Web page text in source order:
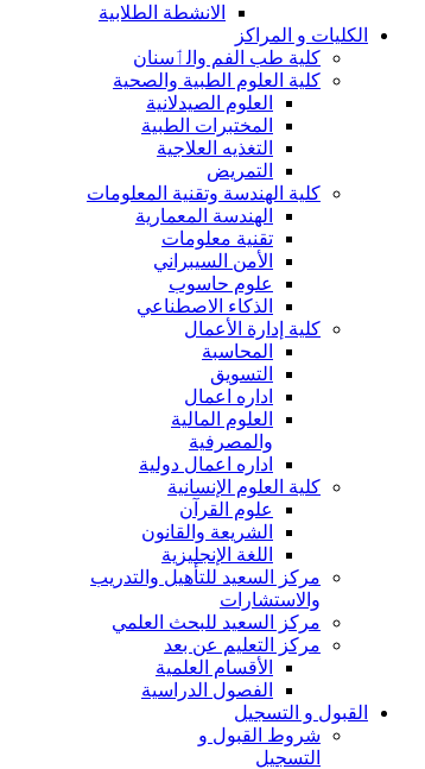
الانشطة الطلابية
الكليات و المراكز
كلية طب الفم والٲسنان
كلية العلوم الطبية والصحية
العلوم الصيدلانية
المختبرات الطبية
التغذيه العلاجية
التمريض
كلية الهندسة وتقنية المعلومات
الهندسة المعمارية
تقنية معلومات
الأمن السيبراني
علوم حاسوب
الذكاء الاصطناعي
كلية إدارة الأعمال
المحاسبة
التسويق
اداره اعمال
العلوم المالية
والمصرفية
اداره اعمال دولية
كلية العلوم الإنسانية
علوم القرآن
الشريعة والقانون
اللغة الإنجليزية
مركز السعيد للتأهيل والتدريب
والاستشارات
مركز السعيد للبحث العلمي
مركز التعليم عن بعد
الأقسام العلمية
الفصول الدراسية
القبول و التسجيل
شروط القبول و
التسجيل